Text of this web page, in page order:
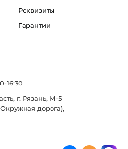
Реквизиты
Гарантии
16:30
г. Рязань, М-5
дорога),